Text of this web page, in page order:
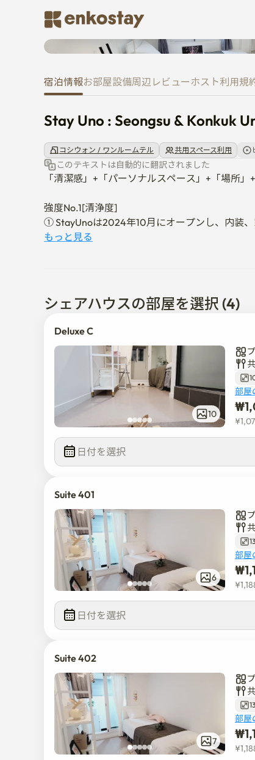
Stay Uno : Seongsu &
ルームツアー動画
宿泊情報お部屋設備周辺 レビュー ホスト利用規
Stay Uno : Seongsu & Konkuk
コシウォン / ワンルームテル 共用スペース利用
このテキストは自動的に翻訳されました
「清潔感」+「パーソナルスペース」+「場所」
強度No.1[清浄度]
① StayUnoは2024年10月にオープンし、内装、
② 毎日専門業者を通じて掃除をしており、韓国
② 洗濯機（ドライヤー兼用）、エアコン（ヒ
Wi-Fiなど、生活に必要なものはすべて揃ってい
▶ そのため、99%のプライベートライフが部屋
強度No.3。 【所在地】
① 最近、韓国で最も暑い地域である聖水洞に
り、どこでも簡単にアクセスできます。
② 地下鉄2号線聖水駅、7号線建国大学駅、バ
名所に簡単に行くことができます。
強度No.4。 【安全性】
※ 聖水駅と建国大学駅から徒歩8~9分です。 ヨ
1. 主要な学校や地域に行くにはどうすればいい
漢陽大学
- 地下鉄2号線または5号線の2つの停留所のみ
建国大学校
世宗大学校
- バス3駅
清潭駅行き、奉恩寺駅行き、三成洞コエックス
- バス3~5駅
もっと見る
シェアハウスの部屋を選択 (4)
Deluxe C
10
部屋
₩
¥
Suite 401
6
部屋
₩
¥
Suite 402
7
部屋
₩
¥